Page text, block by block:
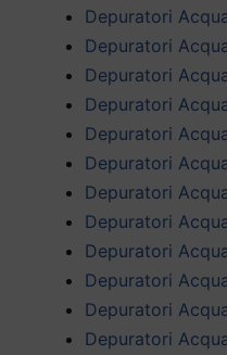
Depuratori
Depuratori
Depuratori
Depuratori
Depuratori
Depuratori
Depuratori
Depuratori
Depuratori
Depuratori
Depuratori
Depuratori